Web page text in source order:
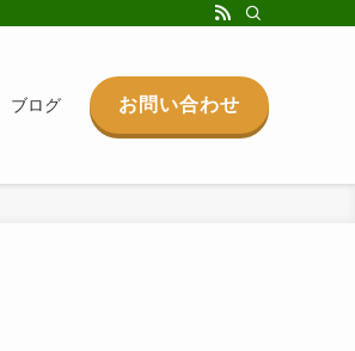
ブログ お問い合わせ